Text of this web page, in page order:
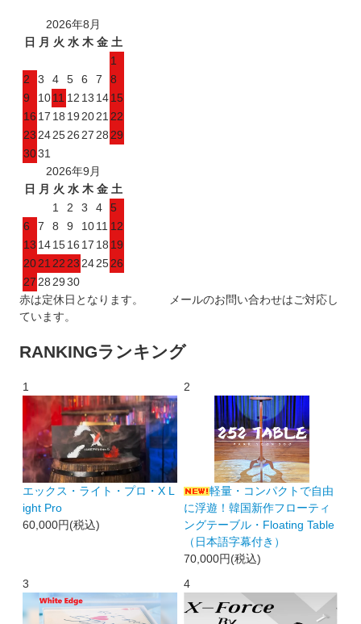
2026年8月
日
月 火 水 木 金 土
1
2
3 4 5 6 7
8
9
1011 12 13 1415
16 17 18 19 2021 22
23 242526 27 28 29
3031
2026年9月
日
月 火 水 木 金 土
1
2 3 4
5
6
7 8 9 1011 12
13 141516 17 18 19
2021 22 23 242526
27 28 2930
赤は定休日となります。 メールのお問い合わせはご対応し
ています。
RANKINGランキング
1
エックス・ライト・プロ・X L
ight Pro
60,000円(税込)
2
軽量・コンパクトで自由
に浮遊！韓国新作フローティ
ングテーブル・Floating Table
（日本語字幕付き）
70,000円(税込)
3
4